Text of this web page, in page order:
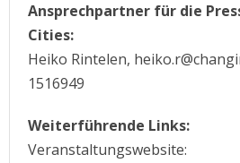
Ansprechpartner für die
Cities:
Heiko Rintelen,
1516949
Weiterführende Links:
Veranstaltungswebsite: